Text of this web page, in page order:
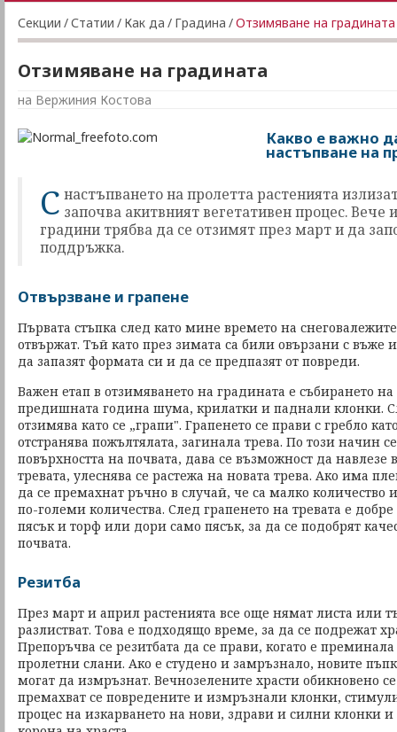
Секции /Статии / Как да / Градина /Отзимяване на градината
Отзимяване на градината
на Вержиния Костова
Какво е важно
настъпване на
С настъпването на пролетта растенията
започва акитвният вегетативен процес. Вече
градини трябва да се отзимят през март и да
поддръжка.
Отвързване и грапене
Първата стъпка след като мине времето на
отвържат. Тъй като през зимата са били овързани с въже
да запазят формата си и да се предпазят от повреди.
Важен етап в отзимяването на градината е събирането на
предишната година шума, крилатки и паднали клонки.
отзимява като се „грапи". Грапенето се прави с гребло
отстранява пожълтялата, загинала трева. По този начин
повърхността на почвата, дава се възможност да
тревата, улеснява се растежа на новата трева. Ако има
да се премахнат ръчно в случай, че са малко количество
по-големи количества. След грапенето на тревата е
пясък и торф или дори само пясък, за да се подобрят
почвата.
Резитба
През март и април растенията все още нямат листа или
разлистват. Това е подходящо време, за да се подрежат
Препоръчва се резитбата да се прави, когато е преминала
пролетни слани. Ако е студено и замръзнало, новите
могат да измръзнат. Вечнозелените храсти обикновено
премахват се повредените и измръзнали клонки,
процес на изкарването на нови, здрави и силни клонки